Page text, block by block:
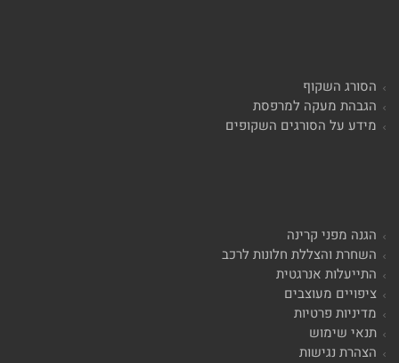
הסורג השקוף
הגבהת מעקה למרפסת
מידע על הסורגים השקופים
הגנה מפני קרינה
השחרת והצללת חלונות לרכב
התייעלות אנרגטית
ציפויים מעוצבים
מדיניות פרטיות
תנאי שימוש
הצהרת נגישות